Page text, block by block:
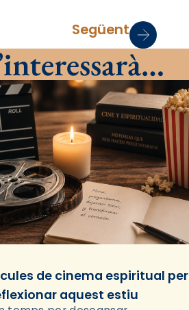
Següent
de cinema espiritual per
aquest estiu